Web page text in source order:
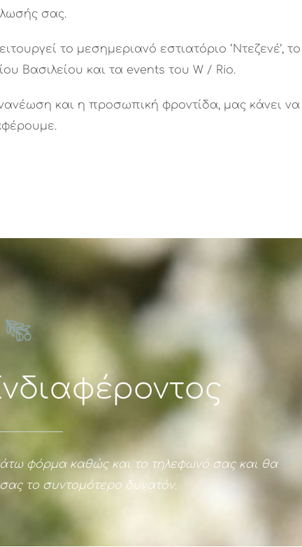
σας.
το μεσημεριανό εστιατόριο ‘Ντεζενέ’, το
Βασιλείου και τα events του W / Rio.
και η προσωπική φροντίδα, μας κάνει να
φόρμα καθώς και το τηλεφωνό σας και θα
το συντομότερο δυνατόν.